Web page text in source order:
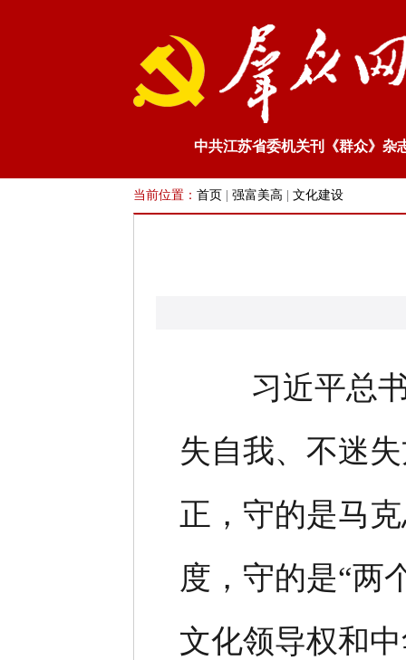
中共江苏省委机关刊《群众》杂
当前位置： 首页 强富美高 文化建设
习近平总书
失自我、不迷
正，守的是马
度，守的是“两
文化领导权和